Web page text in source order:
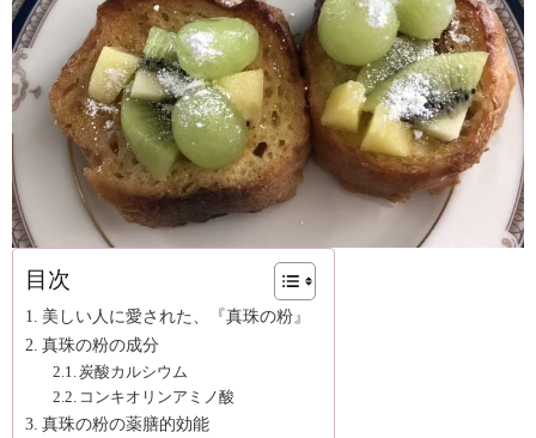
目次
美しい人に愛された、『真珠の粉』
真珠の粉の成分
炭酸カルシウム
コンキオリンアミノ酸
真珠の粉の薬膳的効能